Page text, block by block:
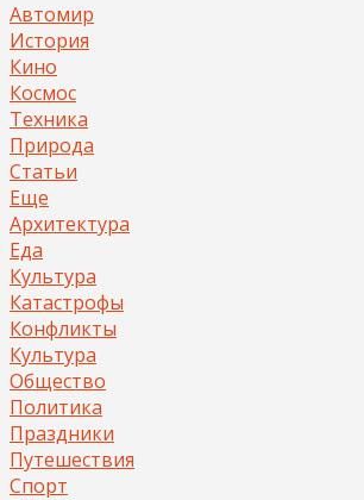
Автомир
История
Кино
Космос
Техника
Природа
Статьи
Еще
Архитектура
Еда
Культура
Катастрофы
Конфликты
Культура
Общество
Политика
Праздники
Путешествия
Спорт